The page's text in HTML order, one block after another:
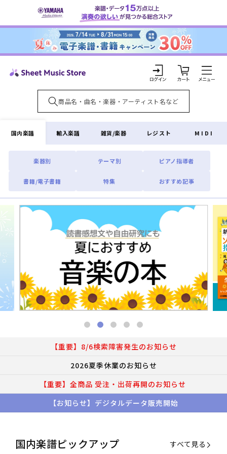
ンツに
ロ
グ
イ
ン
カ
ー
ト
国内楽譜
楽器別 テーマ別 ピアノ指導者
書籍/電子書籍 特集 おすすめ記事
輸入楽譜 雑貨/楽器 レジスト MIDI
【重要】8/6検索障害発生のお知らせ
2026夏季休業のお知らせ
【重要】全商品 受注・出荷再開のお知らせ
【お知らせ】デジタルデータ販売開始
国内楽譜ピックアップ すべて見る